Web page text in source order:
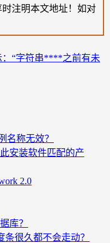
注明本文地址！如对
：“字符串****之前有未
名称无效？
安装软件匹配的产
2.0
库？
条很久都不会走动？